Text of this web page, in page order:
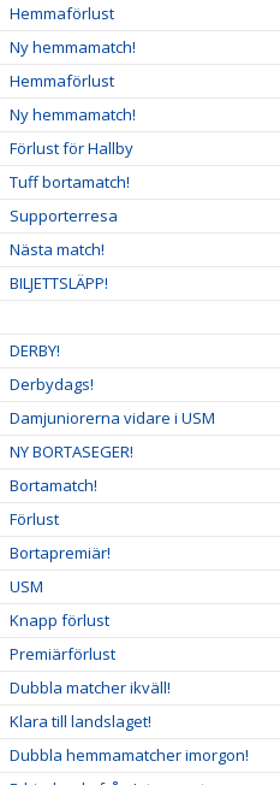
Hemmaförlust
Ny hemmamatch!
Hemmaförlust
Ny hemmamatch!
Förlust för Hallby
Tuff bortamatch!
Supporterresa
Nästa match!
BILJETTSLÄPP!
DERBY!
Derbydags!
Damjuniorerna vidare i USM
NY BORTASEGER!
Bortamatch!
Förlust
Bortapremiär!
USM
Knapp förlust
Premiärförlust
Dubbla matcher ikväll!
Klara till landslaget!
Dubbla hemmamatcher imorgon!